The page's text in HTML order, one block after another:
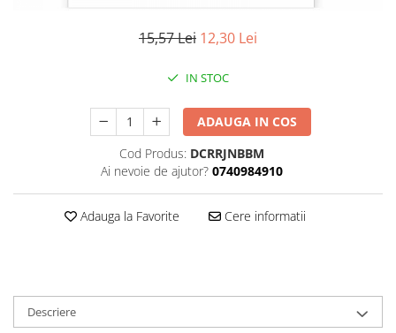
Publicistica / Reportaje / Interviuri
Sociologie si filozofie
15,57 Lei 12,30 Lei
IN STOC
ADAUGA IN COS
Cod Produs: DCRRJNBBM
Ai nevoie de ajutor? 0740984910
Adauga la Favorite Cere informatii
Descriere